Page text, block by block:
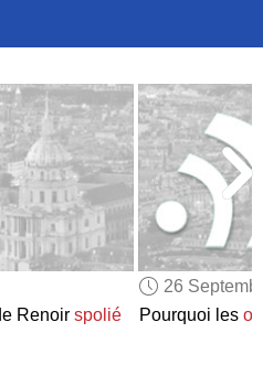
LICENSES
CARDS
LANGUAGES
US
COLORS
Renoir spolié
26
Pourquoi les